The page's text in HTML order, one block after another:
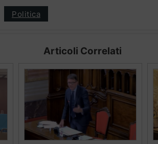
Politica
Articoli Correlati